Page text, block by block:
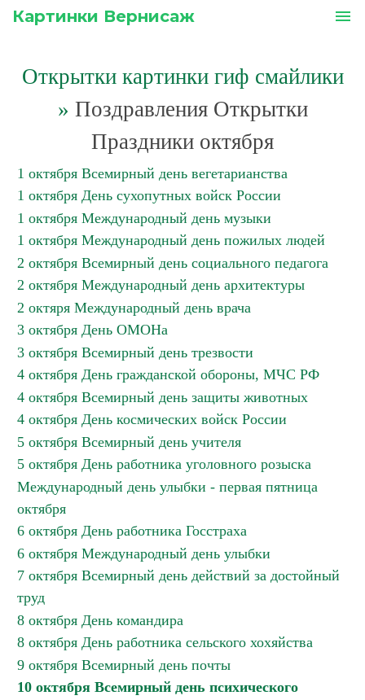
Картинки Вернисаж menu
Открытки картинки гиф смайлики
» Поздравления Открытки
Праздники октября
1 октября Всемирный день вегетарианства
1 октября День сухопутных войск России
1 октября Международный день музыки
1 октября Международный день пожилых людей
2 октября Всемирный день социального педагога
2 октября Международный день архитектуры
2 октяря Международный день врача
3 октября День ОМОНа
3 октября Всемирный день трезвости
4 октября День гражданской обороны, МЧС РФ
4 октября Всемирный день защиты животных
4 октября День космических войск России
5 октября Всемирный день учителя
5 октября День работника уголовного розыска
Международный день улыбки - первая пятница
октября
6 октября День работника Госстраха
6 октября Международный день улыбки
7 октября Всемирный день действий за достойный
труд
8 октября День командира
8 октября День работника сельского хохяйства
9 октября Всемирный день почты
10 октября Всемирный день психического